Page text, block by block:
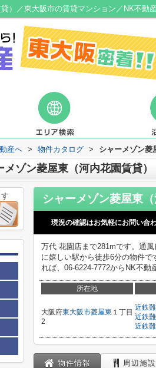
）／東大阪市の賃貸マンション／NK不動
産へ > 物件カタログ > シャーメゾン菱
ゾン菱屋東（河内花園賃貸）
現況の確認はお気軽にお問い合
万代 花園店まで281mです。通
に嬉しい駅から徒歩6分の物件
れば、06-6224-7772からNK不動
所在地
大阪府東大阪市菱屋東 １丁目
2
近鉄
近鉄
近鉄
物件情報 周辺施設